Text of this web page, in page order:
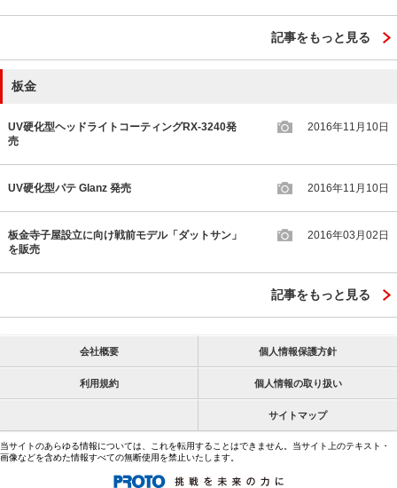
記事をもっと見る
板金
UV硬化型ヘッドライトコーティングRX-3240発
売
2016年11月10日
UV硬化型パテ Glanz 発売 2016年11月10日
板金寺子屋設立に向け戦前モデル「ダットサン」
を販売
2016年03月02日
記事をもっと見る
会社概要 個人情報保護方針
利用規約 個人情報の取り扱い
サイトマップ
当サイトのあらゆる情報については、これを転用することはできません。当サイト上のテキスト・
画像などを含めた情報すべての無断使用を禁止いたします。